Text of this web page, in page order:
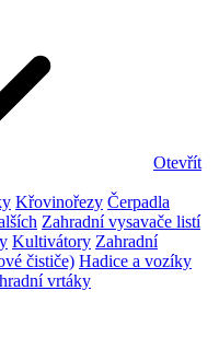
Otevřít
Křovinořezy Čerpadla
Zahradní vysavače listí
Kultivátory Zahradní
čističe) Hadice a vozíky
vrtáky